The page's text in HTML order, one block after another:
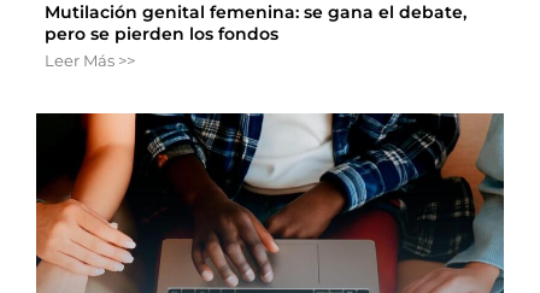
Mutilación genital femenina: se gana el debate,
pero se pierden los fondos
Leer Más >>